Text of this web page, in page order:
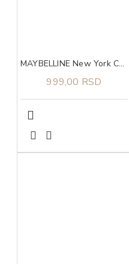
MAYBELLINE New York Colossal maskara black
999,00 RSD